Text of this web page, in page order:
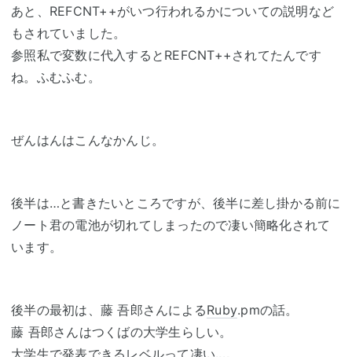
あと、REFCNT++がいつ行われるかについての説明など
もされていました。
参照私で変数に代入するとREFCNT++されてたんです
ね。ふむふむ。
ぜんはんはこんなかんじ。
後半は…と書きたいところですが、後半に差し掛かる前に
ノート君の電池が切れてしまったので凄い簡略化されて
います。
後半の最初は、藤 吾郎さんによるRuby.pmの話。
藤 吾郎さんはつくばの大学生らしい。
大学生で発表できるレベルって凄い...。